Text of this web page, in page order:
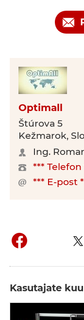
Optimall
Štúrova 5
Kežmarok,
Ing.
*** Telefon
*** E-post
Kasutajate